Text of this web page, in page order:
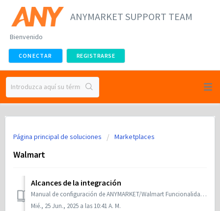
ANYMARKET SUPPORT TEAM
Bienvenido
CONECTAR REGISTRARSE
Página principal de soluciones Marketplaces
Walmart
Alcances de la integración
Manual de configuración de ANYMARKET/Walmart Funcionalidades Múltiples Cuentas Si Autenticación Si Configuración de precio Si Permite M...
Mié., 25 Jun., 2025 a las 10:41 A. M.